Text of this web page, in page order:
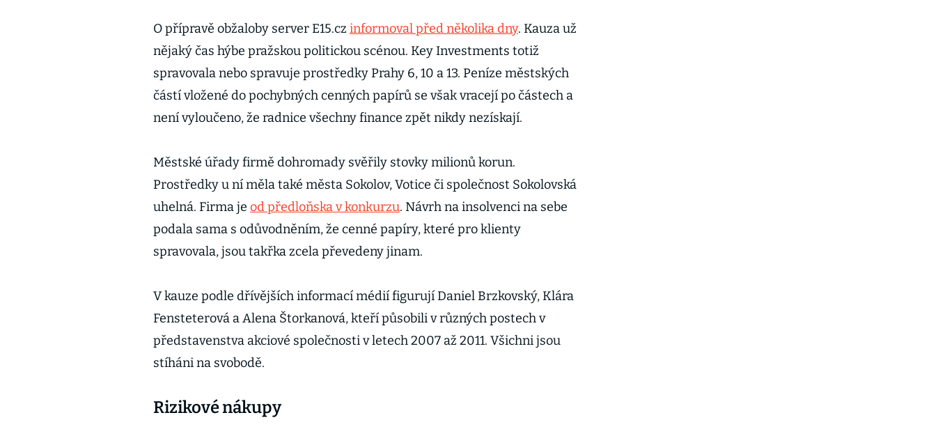
O přípravě obžaloby server E15.cz informoval před několika dny. Kauza už
nějaký čas hýbe pražskou politickou scénou. Key Investments totiž
spravovala nebo spravuje prostředky Prahy 6, 10 a 13. Peníze městských
částí vložené do pochybných cenných papírů se však vracejí po částech a
není vyloučeno, že radnice všechny finance zpět nikdy nezískají.
Městské úřady firmě dohromady svěřily stovky milionů korun.
Prostředky u ní měla také města Sokolov, Votice či společnost Sokolovská
uhelná. Firma je od předloňska v konkurzu. Návrh na insolvenci na sebe
podala sama s odůvodněním, že cenné papíry, které pro klienty
spravovala, jsou takřka zcela převedeny jinam.
V kauze podle dřívějších informací médií figurují Daniel Brzkovský, Klára
Fensteterová a Alena Štorkanová, kteří působili v různých postech v
představenstva akciové společnosti v letech 2007 až 2011. Všichni jsou
stíháni na svobodě.
Rizikové nákupy